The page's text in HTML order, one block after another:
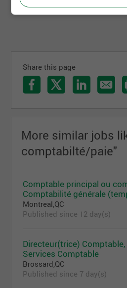
Share this page
More similar jobs
comptabilté/paie"
Comptable principal ou
Comptabilité générale
Montreal,QC
Published since 12 day(s)
Directeur(trice)
Services Comptable
Brossard,QC
Published since 7 day(s)